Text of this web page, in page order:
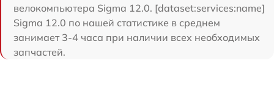
велокомпьютера Sigma 12.0. [dataset:services:name]
Sigma 12.0 по нашей статистике в среднем
занимает 3-4 часа при наличии всех необходимых
запчастей.